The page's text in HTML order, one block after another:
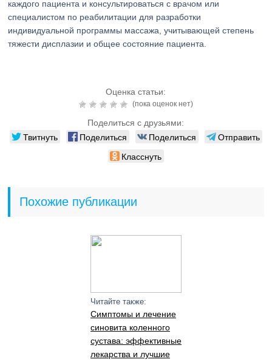
каждого пациента и консультироваться с врачом или
специалистом по реабилитации для разработки
индивидуальной программы массажа, учитывающей степень
тяжести дисплазии и общее состояние пациента.
Оценка статьи:
(пока оценок нет)
Поделиться с друзьями:
Твитнуть Поделиться Поделиться
Отправить
Класснуть
Похожие публикации
Читайте также:
Симптомы и лечение
синовита коленного
сустава: эффективные
лекарства и лучшие